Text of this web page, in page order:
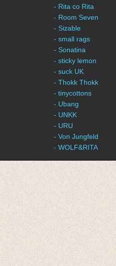
- Rita co Rita
- Room Seven
- Sizable
- small rags
- Sonatina
- sticky lemon
- suck UK
- Thokk Thokk
- tinycottons
- Ubang
- UNKK
- URU
- Von Jungfeld
- WOLF&RITA